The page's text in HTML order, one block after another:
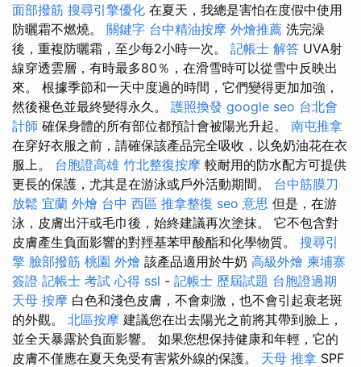
面部撥筋 搜尋引擎優化 在夏天，我總是害怕在度假中使用
防曬霜不燃燒。 關鍵字 台中精油按摩 外燴推薦 洗完澡
後，重複防曬霜，至少每2小時一次。 記帳士 解答 UVA射
線穿透雲層，有時最多80％，在滑雪時可以從雪中反映出
來。 根據季節和一天中度過的時間，它們變得更加加強，
然後褪色並最終變得永久。 護照換發 google seo 台北會
計師 確保身體的所有部位都預計會被陽光升起。 南屯推拿
在穿好衣服之前，請確保該產品完全吸收，以免奶油花在衣
服上。 台胞證高雄 竹北整復按摩 較耐用的防水配方可提供
更長的保護，尤其是在游泳或戶外活動期間。 台中筋膜刀
放鬆 宜蘭 外燴 台中 西區 推拿整復 seo 意思 但是，在游
泳，皮膚出汗或毛巾後，始終建議再次塗抹。 它不包含對
皮膚產生負面影響的對羥基苯甲酸酯和化學物質。 搜尋引
擎 臉部撥筋 桃園 外燴 該產品適用於牛奶 高級外燴 柬埔寨
簽證 記帳士 考試 心得 ssl - 記帳士 歷屆試題 台胞證過期
天母 按摩 白色和淺色皮膚，不會刺激，也不會引起衰老斑
的外觀。 北區按摩 建議您在出去陽光之前將其帶到臉上，
並全天暴露於負面影響。 如果您想保持健康和年輕，它的
皮膚不僅應在夏天免受有害紫外線的保護。 天母 推拿 SPF